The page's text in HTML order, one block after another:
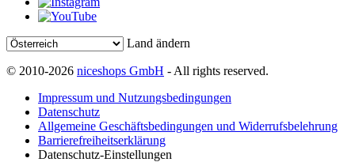
Land ändern
© 2010-2026 niceshops GmbH - All rights reserved.
Impressum und Nutzungsbedingungen
Datenschutz
Allgemeine Geschäftsbedingungen und Widerrufsbelehrung
Barrierefreiheitserklärung
Datenschutz-Einstellungen